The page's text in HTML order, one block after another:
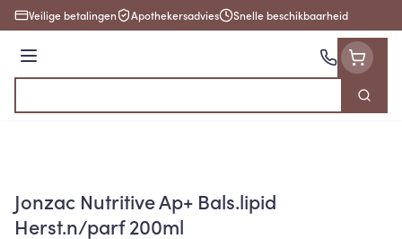
Ga naar de inhoud
Veilige betalingen Apothekersadvies Snelle beschikbaarheid
Menu
Zoek
Jonzac Nutritive Ap+ Bals.lipid
Herst.n/parf 200ml